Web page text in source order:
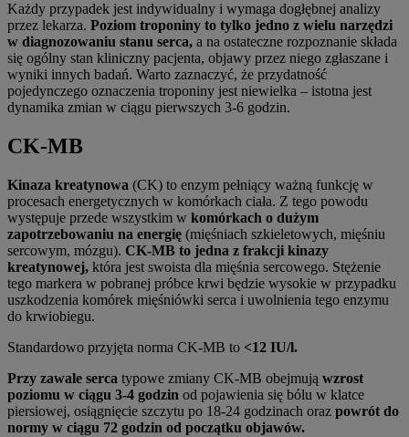
Każdy przypadek jest indywidualny i wymaga dogłębnej analizy
przez lekarza. Poziom troponiny to tylko jedno z wielu narzędzi
w diagnozowaniu stanu serca, a na ostateczne rozpoznanie składa
się ogólny stan kliniczny pacjenta, objawy przez niego zgłaszane i
wyniki innych badań. Warto zaznaczyć, że przydatność
pojedynczego oznaczenia troponiny jest niewielka – istotna jest
dynamika zmian w ciągu pierwszych 3-6 godzin.
CK-MB
Kinaza kreatynowa (CK) to enzym pełniący ważną funkcję w
procesach energetycznych w komórkach ciała. Z tego powodu
występuje przede wszystkim w komórkach o dużym
zapotrzebowaniu na energię (mięśniach szkieletowych, mięśniu
sercowym, mózgu). CK-MB to jedna z frakcji kinazy
kreatynowej, która jest swoista dla mięśnia sercowego. Stężenie
tego markera w pobranej próbce krwi będzie wysokie w przypadku
uszkodzenia komórek mięśniówki serca i uwolnienia tego enzymu
do krwiobiegu.
Standardowo przyjęta norma CK-MB to <12 IU/l.
Przy zawale serca typowe zmiany CK-MB obejmują wzrost
poziomu w ciągu 3-4 godzin od pojawienia się bólu w klatce
piersiowej, osiągnięcie szczytu po 18-24 godzinach oraz powrót do
normy w ciągu 72 godzin od początku objawów.